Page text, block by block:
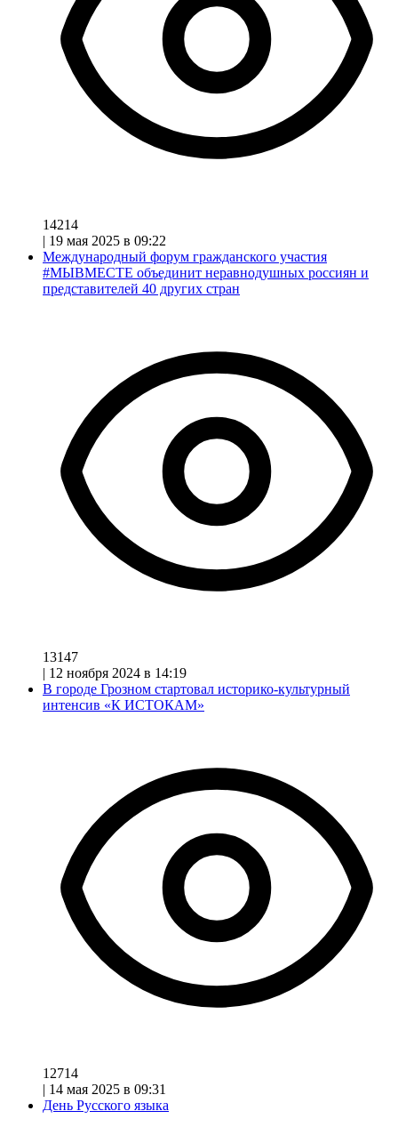
14214
| 19 мая 2025 в 09:22
Международный форум гражданского участия
#МЫВМЕСТЕ объединит неравнодушных россиян и
представителей 40 других стран
13147
| 12 ноября 2024 в 14:19
В городе Грозном стартовал историко-культурный
интенсив «К ИСТОКАМ»
12714
| 14 мая 2025 в 09:31
День Русского языка